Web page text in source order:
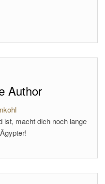
Author
ist, macht dich noch lange